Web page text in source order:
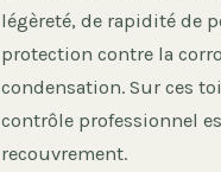
légèreté, de rapidité de
protection contre la
condensation. Sur ces
contrôle professionnel
recouvrement.